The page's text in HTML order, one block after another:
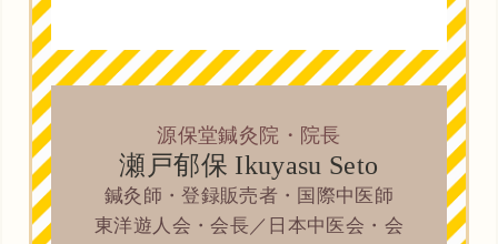
源保堂鍼灸院・院長
瀬戸郁保 Ikuyasu Seto
鍼灸師・登録販売者・国際中医師
東洋遊人会・会長／日本中医会・会